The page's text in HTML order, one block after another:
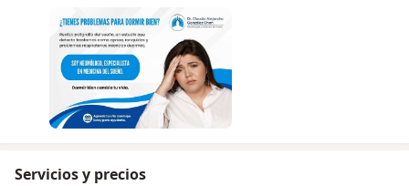
Servicios y precios